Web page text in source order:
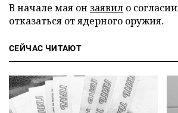
В начале мая он заявил о
отказаться от ядерного оружия.
СЕЙЧАС ЧИТАЮТ